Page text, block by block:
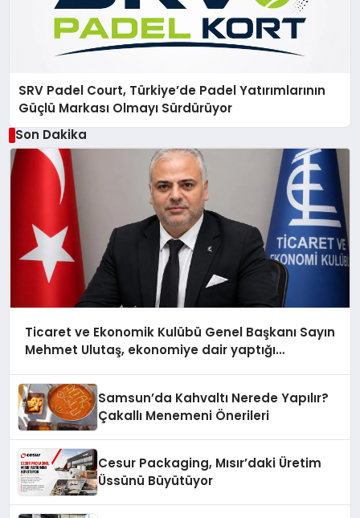
SRV Padel Court, Türkiye’de Padel Yatırımlarının
Güçlü Markası Olmayı Sürdürüyor
Son Dakika
Ticaret ve Ekonomik Kulübü Genel Başkanı Sayın
Mehmet Ulutaş, ekonomiye dair yaptığı
Samsun’da Kahvaltı Nerede Yapılır?
Çakallı Menemeni Önerileri
Cesur Packaging, Mısır’daki Üretim
Üssünü Büyütüyor